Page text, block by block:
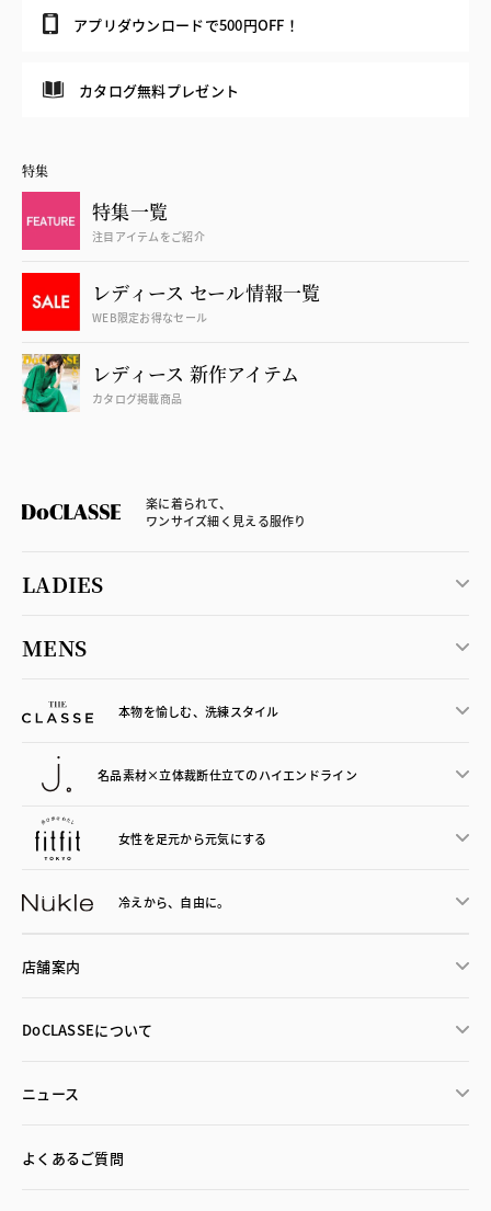
アプリダウンロードで500円OFF！
カタログ無料プレゼント
特集
特集一覧
注目アイテムをご紹介
レディース セール情報一覧
WEB限定お得なセール
レディース 新作アイテム
カタログ掲載商品
楽に着られて、
ワンサイズ細く見える服作り
LADIES
MENS
本物を愉しむ、洗練スタイル
名品素材×立体裁断仕立てのハイエンドライン
女性を足元から元気にする
冷えから、 自由に。
店舗案内
DoCLASSEについて
ニュース
よくあるご質問